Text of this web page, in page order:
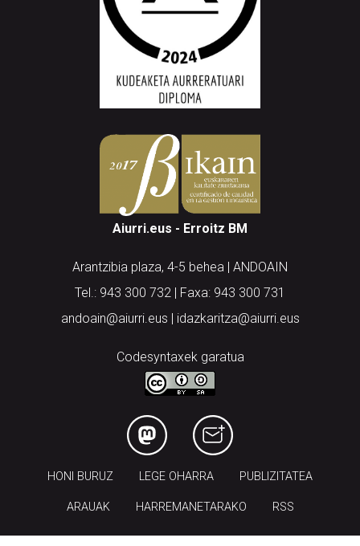
Aiurri.eus - Erroitz BM
Arantzibia plaza, 4-5 behea | ANDOAIN
Tel.: 943 300 732 | Faxa: 943 300 731
andoain@aiurri.eus | idazkaritza@aiurri.eus
Codesyntaxek garatua
HONI BURUZ LEGE OHARRA PUBLIZITATEA
ARAUAK HARREMANETARAKO RSS